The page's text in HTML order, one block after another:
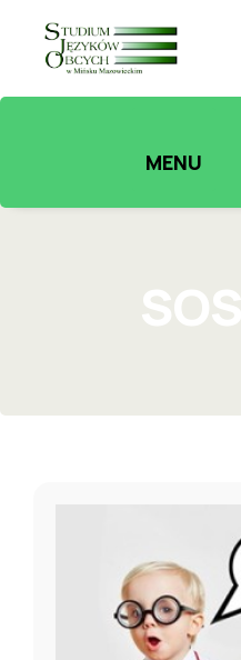
MENU